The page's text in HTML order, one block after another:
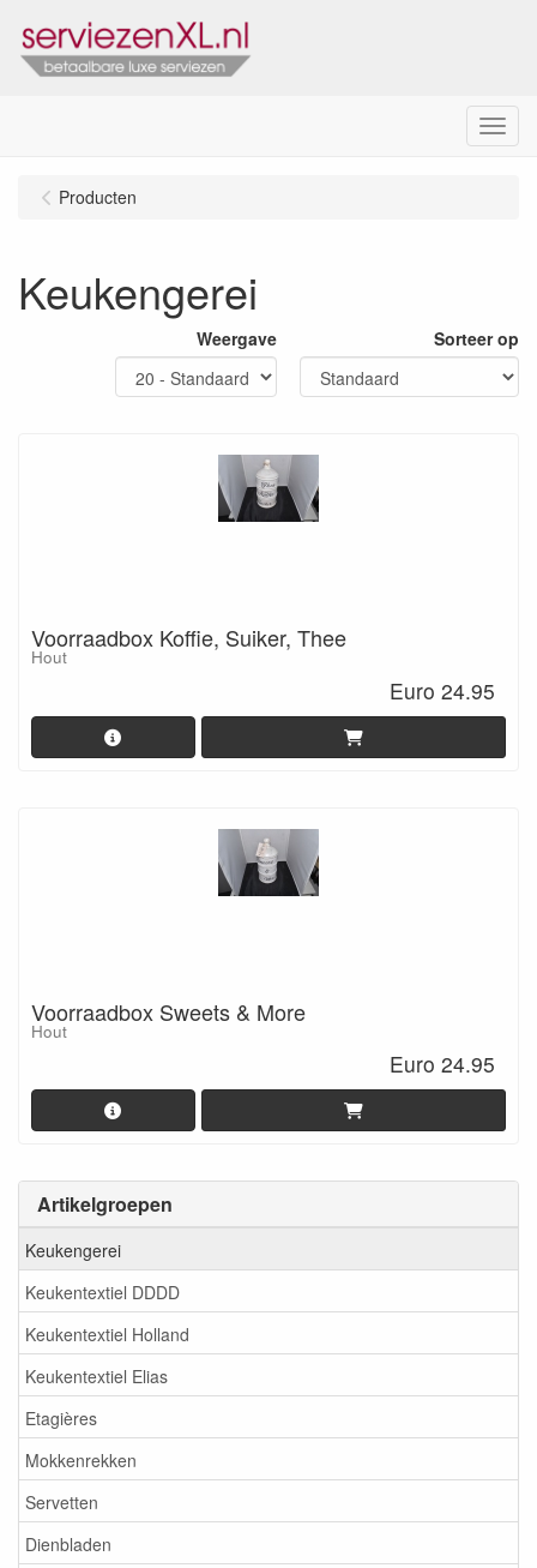
Menu
Artikelgroepen
Keukengerei
Keukentextiel DDDD
Keukentextiel Holland
Keukentextiel Elias
Etagières
Mokkenrekken
Servetten
Dienbladen
Producten
Keukengerei
Weergave Sorteer op
Voorraadbox Koffie, Suiker, Thee
Hout
Euro 24.95
Voorraadbox Sweets & More
Hout
Euro 24.95